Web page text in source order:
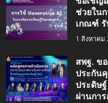
ช่วยใน
เกณฑ์ รั
1 สิงหาคม
สพฐ. ข
ประกัน
ประดิษ
ผ่านกา